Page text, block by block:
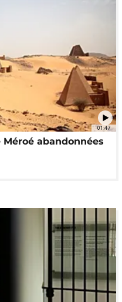
01:47
abandonnées